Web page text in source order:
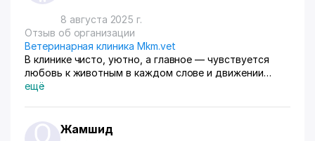
8 августа 2025 г.
Отзыв об организации
Ветеринарная клиника Mkm.vet
В клинике чисто, уютно, а главное — чувствуется
любовь к животным в каждом слове и движении
сотрудников.»
ещё
Жамшид